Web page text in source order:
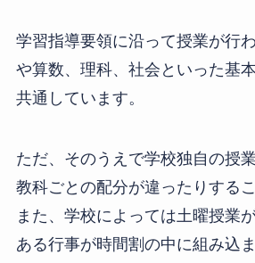
学習指導要領に沿って授業が行
や算数、理科、社会といった基
共通しています。
ただ、そのうえで学校独自の授
教科ごとの配分が違ったりする
また、学校によっては土曜授業
ある行事が時間割の中に組み込